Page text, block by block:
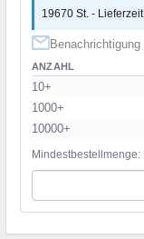
19670 St. -
ANZAHL
10+
1000+
10000+
Mindestbestellmenge: